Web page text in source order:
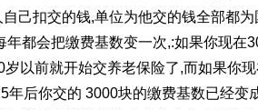
自己扣交的钱,单位为他交的钱全部都
年都会把缴费基数变一次,:如果你现在
岁以前就开始交养老保险了,而如果你现
年后你交的 3000块的缴费基数已经变